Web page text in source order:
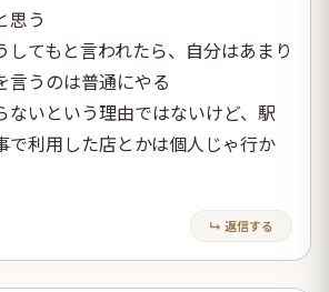
思う
してもと言われたら、自分はあまり
言うのは普通にやる
ないという理由ではないけど、駅
で利用した店とかは個人じゃ行か
↳ 返信する